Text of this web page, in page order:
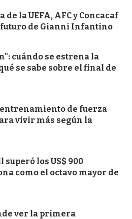
la UEFA, AFC y Concacaf
de Gianni Infantino
cuándo se estrena la
se sabe sobre el final de
de fuerza
vivir más según la
superó los US$ 900
como el octavo mayor de
ver la primera